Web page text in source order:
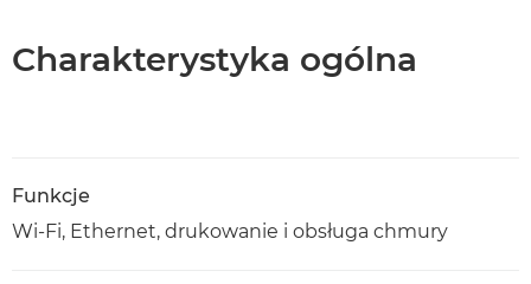
Charakterystyka ogólna
Funkcje
Wi-Fi, Ethernet, drukowanie i obsługa chmury